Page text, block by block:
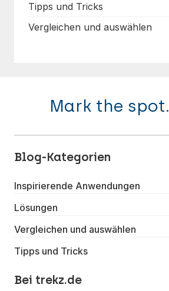
Tipps und Tricks
Vergleichen und auswählen
Mark the spot.
Blog-Kategorien
Inspirierende Anwendungen
Lösungen
Vergleichen und auswählen
Tipps und Tricks
Bei trekz.de